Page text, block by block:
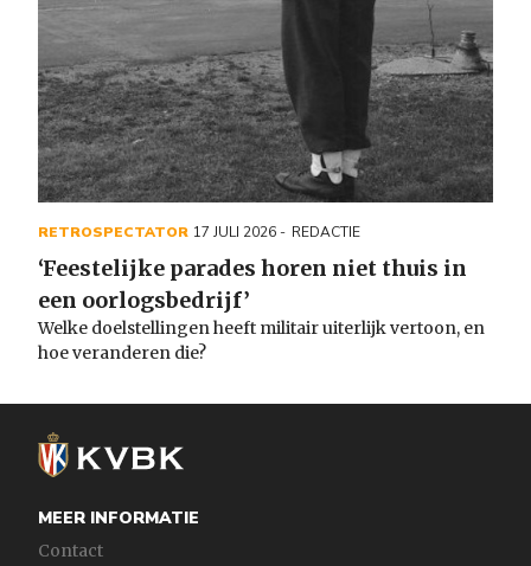
RETROSPECTATOR 17 JULI 2026 REDACTIE
‘Feestelijke parades horen niet thuis in
een oorlogsbedrijf’
Welke doelstellingen heeft militair uiterlijk vertoon, en
hoe veranderen die?
MEER INFORMATIE
Contact